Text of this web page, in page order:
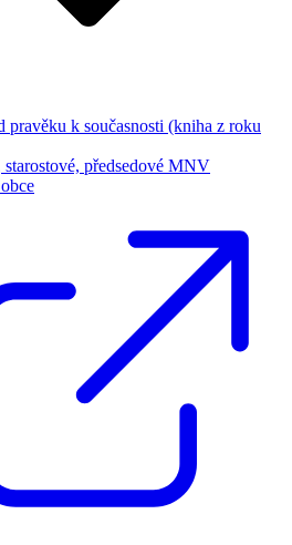
pravěku k současnosti (kniha z roku
starostové, předsedové MNV